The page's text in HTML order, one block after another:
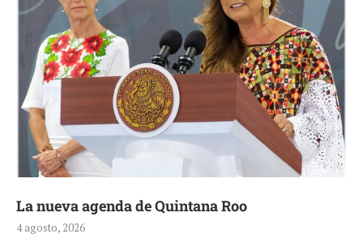
La nueva agenda de Quintana Roo
4 agosto, 2026